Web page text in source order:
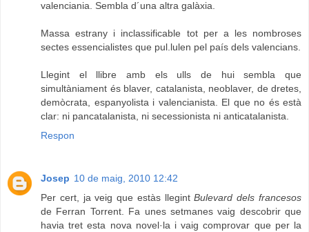
valenciania. Sembla d´una altra galàxia.
Massa estrany i inclassificable tot per a les nombroses
sectes essencialistes que pul.lulen pel país dels valencians.
Llegint el llibre amb els ulls de hui sembla que
simultàniament és blaver, catalanista, neoblaver, de dretes,
demòcrata, espanyolista i valencianista. El que no és està
clar: ni pancatalanista, ni secessionista ni anticatalanista.
Respon
Josep 10 de maig, 2010 12:42
Per cert, ja veig que estàs llegintBulevard dels francesos
de Ferran Torrent. Fa unes setmanes vaig descobrir que
havia tret esta nova novel·la i vaig comprovar que per la